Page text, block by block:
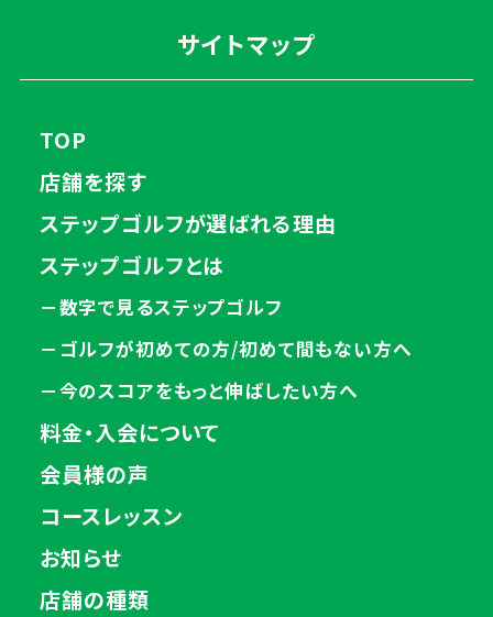
サイトマップ
TOP
店舗を探す
ステップゴルフが選ばれる理由
ステップゴルフとは
－数字で見るステップゴルフ
－ゴルフが初めての方/初めて間もない方へ
－今のスコアをもっと伸ばしたい方へ
料金・入会について
会員様の声
コースレッスン
お知らせ
店舗の種類